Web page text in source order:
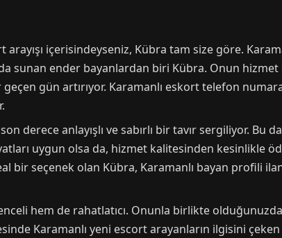
arayışı içerisindeyseniz, Kübra tam size göre.
sunan ender bayanlardan biri Kübra. Onun
gün artırıyor. Karamanlı eskort telefon
derece anlayışlı ve sabırlı bir tavır sergiliyor. Bu
uygun olsa da, hizmet kalitesinden kesinlikle
bir seçenek olan Kübra, Karamanlı bayan profili
hem de rahatlatıcı. Onunla birlikte
Karamanlı yeni escort arayanların ilgisini